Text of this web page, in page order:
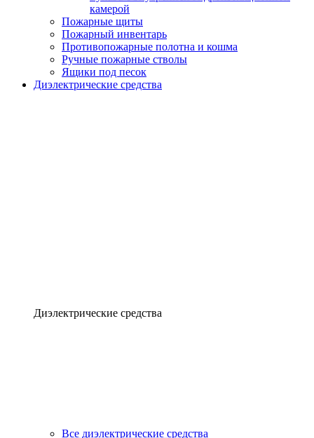
камерой
Пожарные щиты
Пожарный инвентарь
Противопожарные полотна и кошма
Ручные пожарные стволы
Ящики под песок
Диэлектрические средства
Диэлектрические средства
Все диэлектрические средства